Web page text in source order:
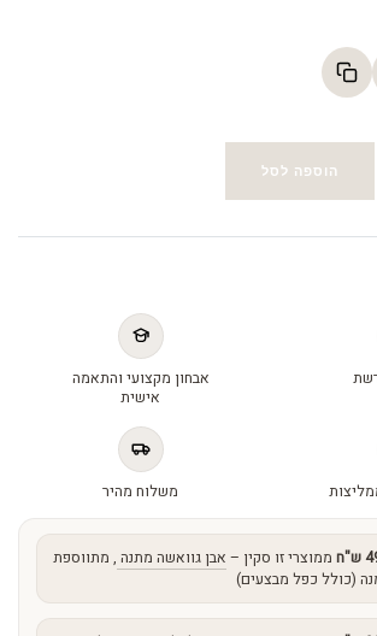
הוספה לסל
אבחון מקצועי והתאמה
אישית
משלוח מהיר
ממוצרי זו סקין – אבן גוואשה מתנה , מתווספת
(כולל כפל מבצעים)